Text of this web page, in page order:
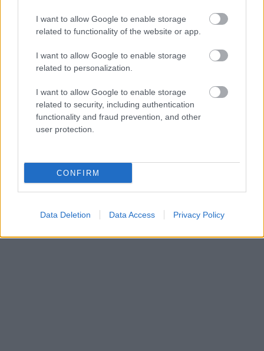
I want to allow Google to enable storage
related to functionality of the website or app.
I want to allow Google to enable storage
related to personalization.
I want to allow Google to enable storage
related to security, including authentication
functionality and fraud prevention, and other
user protection.
CONFIRM
Data Deletion Data Access Privacy Policy